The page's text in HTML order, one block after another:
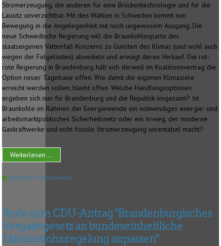
Stromerzeugung, die anderen für eine Brückentechnologie und für die
Lausitz unverzichtbar. Mit den Wahlen in Schweden kommt nun
Bewegung in die Angelegenheit mit noch ungewissem Ausgang. Die
neue Schwedische Regierung will die Braunkohlesparte des
staatseigenen Vattenfall-Konzerns zu Gunsten des Klimas (und wohl auch
wegen der Folgelasten) abwickeln und erwägt deren Verkauf. Die rot-
rote Regierung in Brandenburg hält sich derweil im Koalitionsvertrag die
Option neuer Tagebaue offen. Wie damit die eigenen Klimaziele
erreicht werden sollen, bleibt offen. Welche Handlungsoptionen
ergeben sich nun für Brandenburg und die Republik insgesamt? Ist
Braunkohle im Rahmen der Energiewende ein notwendiges energie- und
arbeitsmarktpolitisches Sicherheitsnetz oder ein Irrweg, der moderne
Gaskraftwerke und nicht-fossile Stromerzeugung unrentabel macht?
Weiterlesen ...
Kategorie: Terminhinweis
Rede zum CDU-Antrag "Brandenburgisches
Vergabegesetz an bundeseinheitliche
Mindestlohnregelung anpassen"